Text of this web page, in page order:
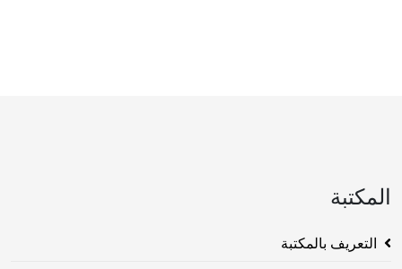
المكتبة
التعريف بالمكتبة